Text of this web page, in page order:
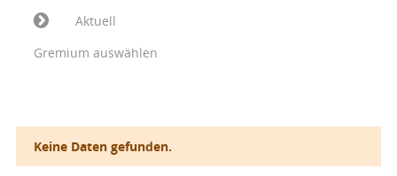
Aktuell
Gremium auswählen
Keine Daten gefunden.